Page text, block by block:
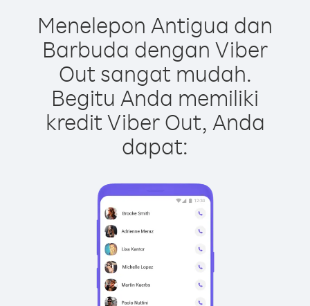
Menelepon Antigua dan
Barbuda dengan Viber
Out sangat mudah.
Begitu Anda memiliki
kredit Viber Out, Anda
dapat: